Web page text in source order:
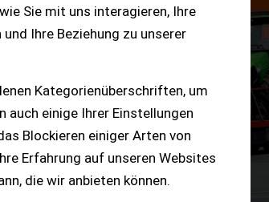
Sie mit uns interagieren, Ihre
Ihre Beziehung zu unserer
Kategorienüberschriften, um
auch einige Ihrer Einstellungen
Blockieren einiger Arten von
Erfahrung auf unseren Websites
die wir anbieten können.